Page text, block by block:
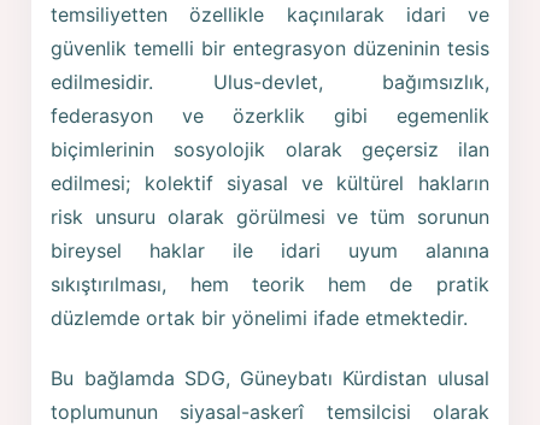
temsiliyetten özellikle kaçınılarak idari ve
güvenlik temelli bir entegrasyon düzeninin tesis
edilmesidir. Ulus-devlet, bağımsızlık,
federasyon ve özerklik gibi egemenlik
biçimlerinin sosyolojik olarak geçersiz ilan
edilmesi; kolektif siyasal ve kültürel hakların
risk unsuru olarak görülmesi ve tüm sorunun
bireysel haklar ile idari uyum alanına
sıkıştırılması, hem teorik hem de pratik
düzlemde ortak bir yönelimi ifade etmektedir.
Bu bağlamda SDG, Güneybatı Kürdistan ulusal
toplumunun siyasal-askerî temsilcisi olarak